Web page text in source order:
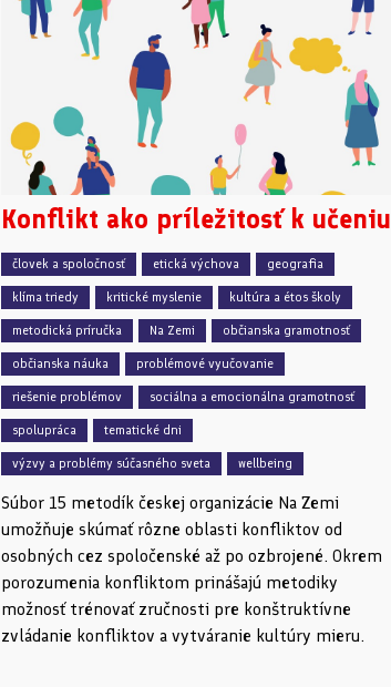
Konflikt ako príležitosť k učeniu
človek a spoločnosť etická výchova geografia
klíma triedy kritické myslenie kultúra a étos školy
metodická príručka Na Zemi občianska gramotnosť
občianska náuka problémové vyučovanie
riešenie problémov sociálna a emocionálna gramotnosť
spolupráca tematické dni
výzvy a problémy súčasného sveta wellbeing
Súbor 15 metodík českej organizácie Na Zemi
umožňuje skúmať rôzne oblasti konfliktov od
osobných cez spoločenské až po ozbrojené. Okrem
porozumenia konfliktom prinášajú metodiky
možnosť trénovať zručnosti pre konštruktívne
zvládanie konfliktov a vytváranie kultúry mieru.